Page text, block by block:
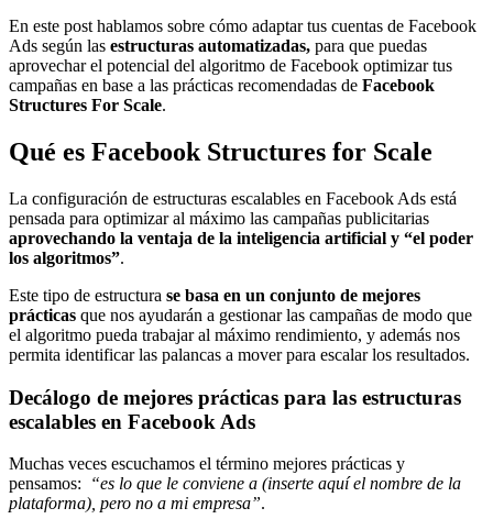
En este post hablamos sobre cómo adaptar tus cuentas de Facebook
Ads según las estructuras automatizadas, para que puedas
aprovechar el potencial del algoritmo de Facebook optimizar tus
campañas en base a las prácticas recomendadas de Facebook
Structures For Scale.
Qué es Facebook Structures for Scale
La configuración de estructuras escalables en Facebook Ads está
pensada para optimizar al máximo las campañas publicitarias
aprovechando la ventaja de la inteligencia artificial y “el poder
los algoritmos”.
Este tipo de estructura se basa en un conjunto de mejores
prácticas que nos ayudarán a gestionar las campañas de modo que
el algoritmo pueda trabajar al máximo rendimiento, y además nos
permita identificar las palancas a mover para escalar los resultados.
Decálogo de mejores prácticas para las estructuras
escalables en Facebook Ads
Muchas veces escuchamos el término mejores prácticas y
pensamos:
“es lo que le conviene a (inserte aquí el nombre de la
plataforma), pero no a mi empresa”.